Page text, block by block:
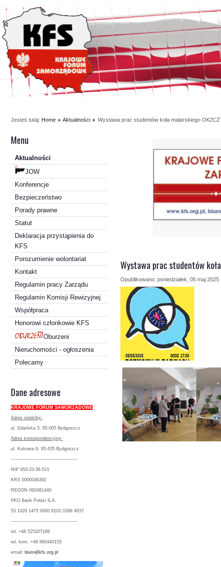
Jesteś tutaj: Home Aktualności Wystawa prac studentów koła malarskiego
Menu
Aktualności
JOW
Konferencje
Bezpieczeństwo
Porady prawne
Statut
Deklaracja przystąpienia do
KFS
Porozumienie wolontariat
Kontakt
Regulamin pracy Zarządu
Regulamin Komisji Rewizyjnej
Współpraca
Honorowi członkowie KFS
Oburzeni
Nieruchomości - ogłoszenia
Polecamy
Dane adresowe
KRAJOWE FORUM SAMORZĄDOWE
Adres siedziby:
ul. Gdańska 5; 85-005 Bydgoszcz
Adres korespondencyjny:
ul. Kutrowa 6; 85-435 Bydgoszcz
---------------------------------------------
NIP 953-23-36-521
KRS 0000046392
REGON 092481440
PKO Bank Polski S.A.
53 1020 1475 0000 8102 0396 9037
---------------------------------------------
tel. +48 525207189
tel. kom. +48 660440155
email: biuro@kfs.org.pl
Wystawa prac studentów
Opublikowano: poniedziałek, 05 maj 2025